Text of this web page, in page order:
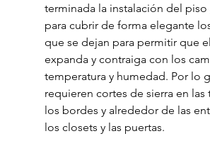
terminada la instalación del piso
para cubrir de forma elegante
que se dejan para permitir que
expanda y contraiga con los
temperatura y humedad. Por lo
requieren cortes de sierra en las
los bordes y alrededor de las
los closets y las puertas.